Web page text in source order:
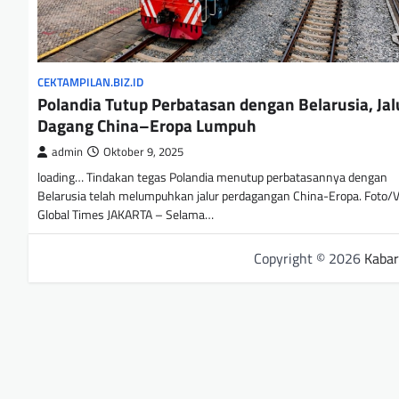
CEKTAMPILAN.BIZ.ID
Polandia Tutup Perbatasan dengan Belarusia,
Dagang China–Eropa Lumpuh
admin Oktober 9, 2025
loading… Tindakan tegas Polandia menutup perbatasannya dengan
Belarusia telah melumpuhkan jalur perdagangan China-Eropa. Foto/
Global Times JAKARTA – Selama…
Copyright © 2026